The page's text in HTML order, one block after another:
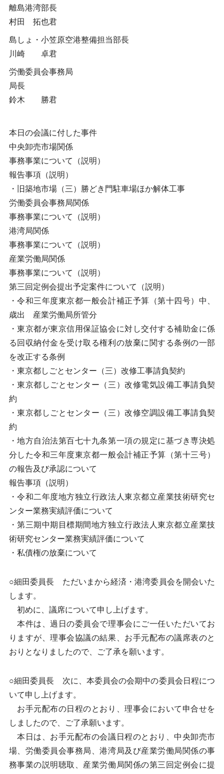
離島港湾部長
村田 拓也君
島しょ・小笠原空港整備担当部長
川崎 卓君
労働委員会事務局
局長
鈴木 勝君
本日の会議に付した事件
中央卸売市場関係
事務事業について（説明）
報告事項（説明）
・旧築地市場（三）勝どき門駐車場ほか解体工事
労働委員会事務局関係
事務事業について（説明）
港湾局関係
事務事業について（説明）
産業労働局関係
事務事業について（説明）
第三回定例会提出予定案件について（説明）
・令和三年度東京都一般会計補正予算（第十四号）中、
歳出 産業労働局所管分
・東京都が東京信用保証協会に対し交付する補助金に係
る回収納付金を受け取る権利の放棄に関する条例の一部
を改正する条例
・東京都しごとセンター（三）改修工事請負契約
・東京都しごとセンター（三）改修電気設備工事請負契
約
・東京都しごとセンター（三）改修空調設備工事請負契
約
・地方自治法第百七十九条第一項の規定に基づき専決処
分した令和三年度東京都一般会計補正予算（第十三号）
の報告及び承認について
報告事項（説明）
・令和二年度地方独立行政法人東京都立産業技術研究セ
ンター業務実績評価について
・第三期中期目標期間地方独立行政法人東京都立産業技
術研究センター業務実績評価について
・私債権の放棄について
○細田委員長 ただいまから経済・港湾委員会を開会いた
します。
初めに、議席について申し上げます。
本件は、過日の委員会で理事会にご一任いただいてお
りますが、理事会協議の結果、お手元配布の議席表のと
おりとなりましたので、ご了承を願います。
○細田委員長 次に、本委員会の会期中の委員会日程につ
いて申し上げます。
お手元配布の日程のとおり、理事会において申合せを
しましたので、ご了承願います。
本日は、お手元配布の会議日程のとおり、中央卸売市
場、労働委員会事務局、港湾局及び産業労働局関係の事
務事業の説明聴取、産業労働局関係の第三回定例会に提